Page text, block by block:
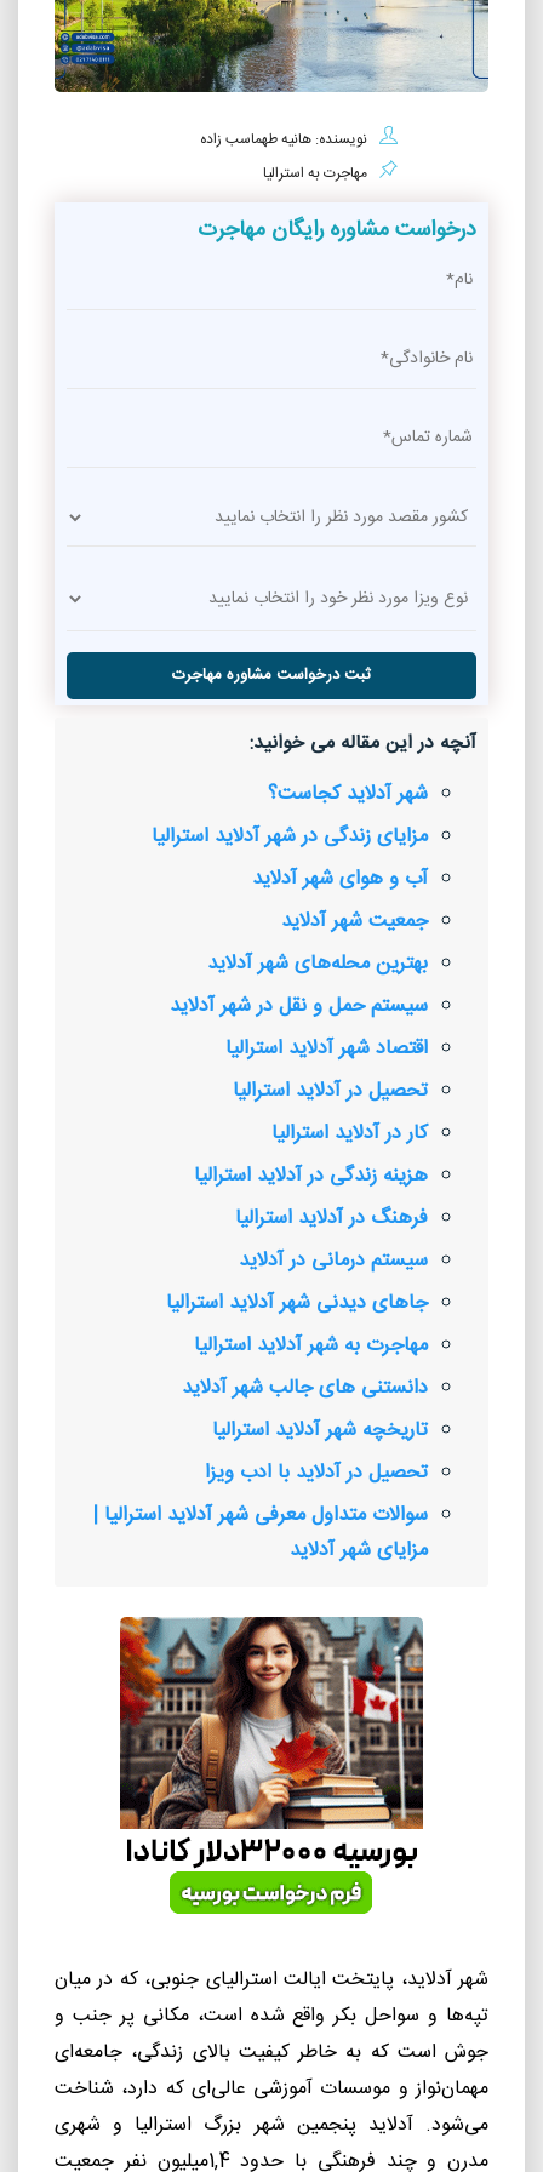
نویسنده: هانیه طهماسب زاده
مهاجرت به استرالیا
درخواست مشاوره رایگان مهاجرت
ثبت درخواست مشاوره مهاجرت
آنچه در این مقاله می خوانید:
شهر آدلاید کجاست؟
مزایای زندگی در شهر آدلاید استرالیا
آب و هوای شهر آدلاید
جمعیت شهر آدلاید
بهترین محله‌های شهر آدلاید
سیستم حمل و نقل در شهر آدلاید
اقتصاد شهر آدلاید استرالیا
تحصیل در آدلاید استرالیا
کار در آدلاید استرالیا
هزینه زندگی در آدلاید استرالیا
فرهنگ در آدلاید استرالیا
سیستم درمانی در آدلاید
جاهای دیدنی شهر آدلاید استرالیا
مهاجرت به شهر آدلاید استرالیا
دانستنی های جالب شهر آدلاید
تاریخچه شهر آدلاید استرالیا
تحصیل در آدلاید با ادب ویزا
سوالات متداول معرفی شهر آدلاید استرالیا |
مزایای شهر آدلاید
شهر آدلاید، پایتخت ایالت استرالیای جنوبی، که در میان
تپه‌ها و سواحل بکر واقع شده است، مکانی پر جنب و
جوش است که به خاطر کیفیت بالای زندگی، جامعه‌ای
مهمان‌نواز و موسسات آموزشی عالی‌ای که دارد، شناخت
می‌شود. آدلاید پنجمین شهر بزرگ استرالیا و شهری
مدرن و چند فرهنگی با حدود 1,4میلیون نفر جمعیت